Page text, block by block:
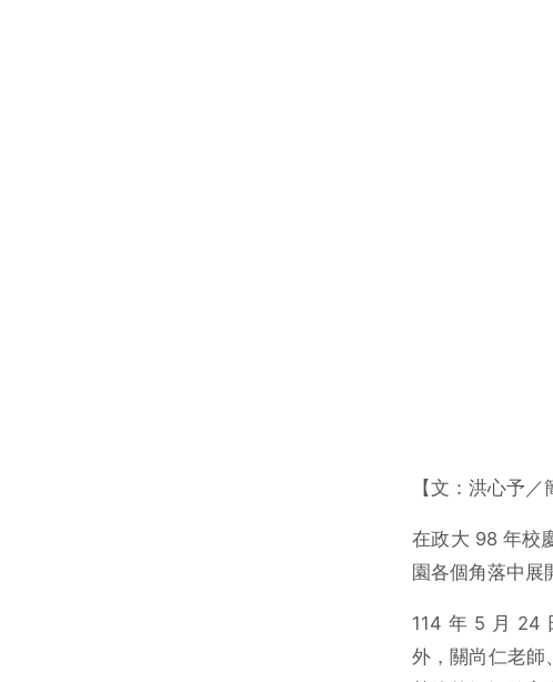
【文：洪心予／
在政大 98 年校
園各個角落中展
114 年 5 月 24
外，關尚仁老師